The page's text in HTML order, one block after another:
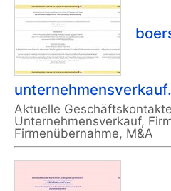
Aktuelle
Unternehmensverkauf,
Firmenübernahme, M&A